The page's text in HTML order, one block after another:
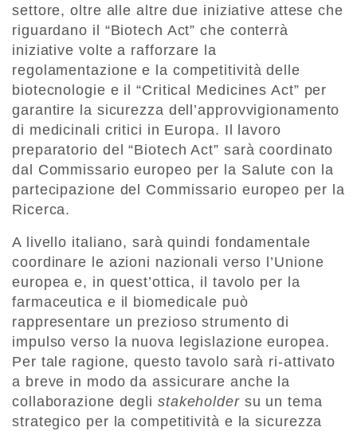
settore, oltre alle altre due iniziative attese che
riguardano il “Biotech Act” che conterrà
iniziative volte a rafforzare la
regolamentazione e la competitività delle
biotecnologie e il “Critical Medicines Act” per
garantire la sicurezza dell’approvvigionamento
di medicinali critici in Europa. Il lavoro
preparatorio del “Biotech Act” sarà coordinato
dal Commissario europeo per la Salute con la
partecipazione del Commissario europeo per la
Ricerca.
A livello italiano, sarà quindi fondamentale
coordinare le azioni nazionali verso l’Unione
europea e, in quest’ottica, il tavolo per la
farmaceutica e il biomedicale può
rappresentare un prezioso strumento di
impulso verso la nuova legislazione europea.
Per tale ragione, questo tavolo sarà ri-attivato
a breve in modo da assicurare anche la
collaborazione degli stakeholdersu un tema
strategico per la competitività e la sicurezza